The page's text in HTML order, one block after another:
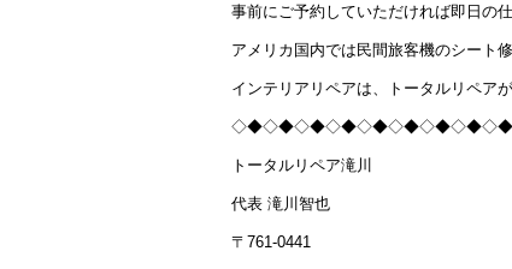
事前にご予約していただければ即日の
アメリカ国内では民間旅客機のシート
インテリアリペアは、トータルリペア
トータルリペア滝川
代表 滝川智也
〒761-0441